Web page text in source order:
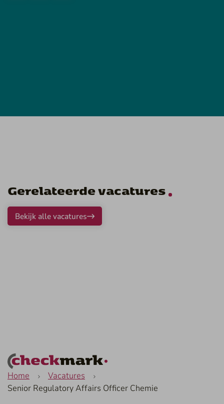
Gerelateerde vacatures
Bekijk alle vacatures
Home
Vacatures
Senior Regulatory Affairs Officer Chemie